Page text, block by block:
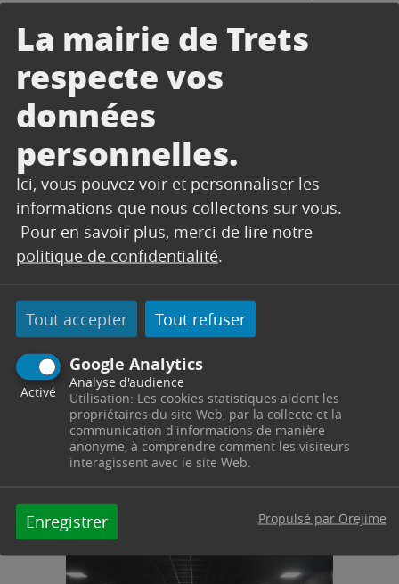
La mairie de Trets
respecte vos
données
personnelles.
Ici, vous pouvez voir et personnaliser les
informations que nous collectons sur vous.
Pour en savoir plus, merci de lire notre
politique de confidentialité.
Tout accepter Tout refuser
Google Analytics
Activé
Analyse d'audience
Utilisation: Les cookies statistiques aident les
propriétaires du site Web, par la collecte et la
communication d'informations de manière
anonyme, à comprendre comment les visiteurs
interagissent avec le site Web.
Enregistrer Propulsé par Orejime
21/08/2024
Cinéma Casino
Le Cinéma Casino part en vacances du 2 au
17 septembre 2024. Il n’y aura donc pas de
projection durant cette période.
Lire l'article
Lire l'article